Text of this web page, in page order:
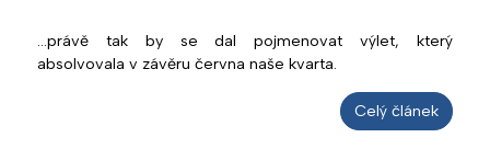
...právě tak by se dal pojmenovat výlet, který
absolvovala v závěru června naše kvarta.
Celý článek